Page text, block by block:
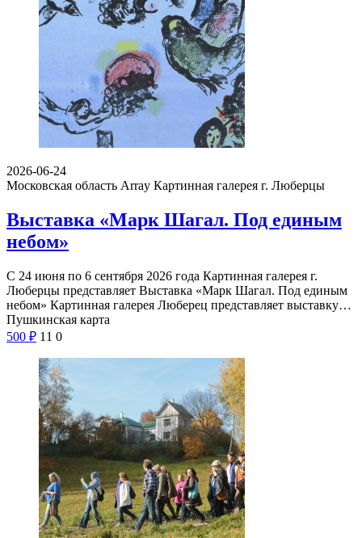
2026-06-24
Московская область Array Картинная галерея г. Люберцы
Выставка «Марк Шагал. Под единым
небом»
С 24 июня по 6 сентября 2026 года Картинная галерея г.
Люберцы представляет Выставка «Марк Шагал. Под единым
небом» Картинная галерея Люберец представляет выставку…
Пушкинская карта
500 ₽ 11 0